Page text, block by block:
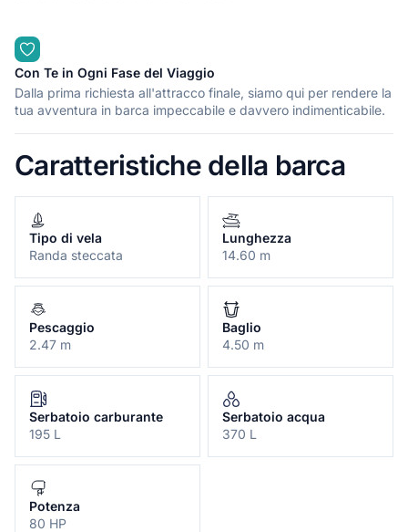
Con Te in Ogni Fase del Viaggio
Dalla prima richiesta all'attracco finale, siamo qui per rendere la
tua avventura in barca impeccabile e davvero indimenticabile.
Caratteristiche della barca
Tipo di vela
Randa steccata
Lunghezza
14.60 m
Pescaggio
2.47 m
Baglio
4.50 m
Serbatoio carburante
195 L
Serbatoio acqua
370 L
Potenza
80 HP